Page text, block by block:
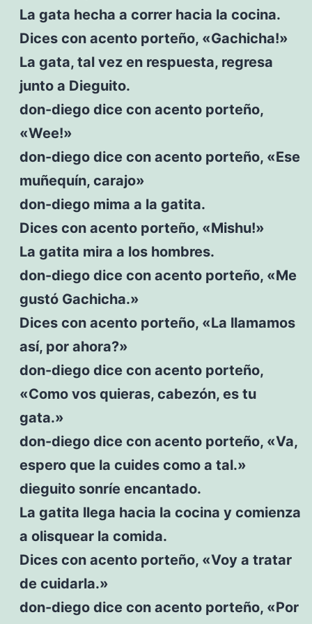
La gata hecha a correr hacia la cocina.
Dices con acento porteño, «Gachicha!»
La gata, tal vez en respuesta, regresa
junto a Dieguito.
don-diego dice con acento porteño,
«Wee!»
don-diego dice con acento porteño, «Ese
muñequín, carajo»
don-diego mima a la gatita.
Dices con acento porteño, «Mishu!»
La gatita mira a los hombres.
don-diego dice con acento porteño, «Me
gustó Gachicha.»
Dices con acento porteño, «La llamamos
así, por ahora?»
don-diego dice con acento porteño,
«Como vos quieras, cabezón, es tu
gata.»
don-diego dice con acento porteño, «Va,
espero que la cuides como a tal.»
dieguito sonríe encantado.
La gatita llega hacia la cocina y comienza
a olisquear la comida.
Dices con acento porteño, «Voy a tratar
de cuidarla.»
don-diego dice con acento porteño, «Por